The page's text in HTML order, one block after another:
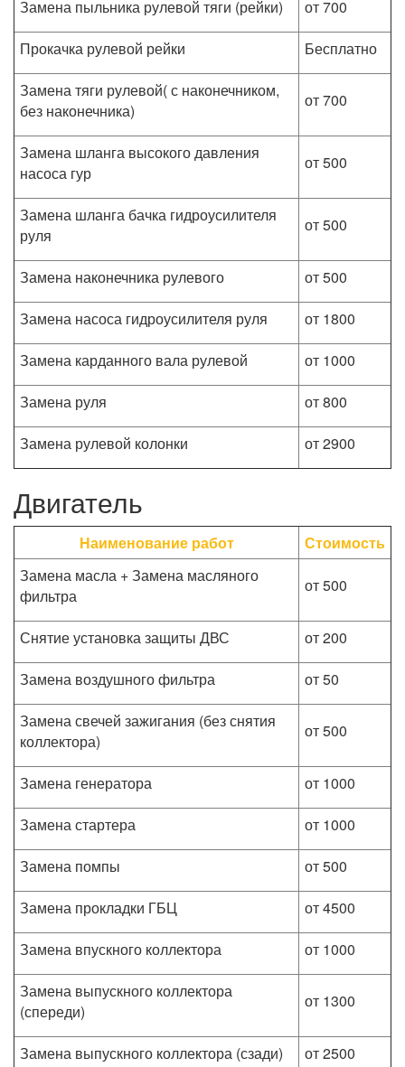
Замена пыльника рулевой тяги (рейки)
от 700
Прокачка рулевой рейки
Бесплатно
Замена тяги рулевой( с наконечником,
без наконечника)
от 700
Замена шланга высокого давления
насоса гур
от 500
Замена шланга бачка гидроусилителя
руля
от 500
Замена наконечника рулевого
от 500
Замена насоса гидроусилителя руля
от 1800
Замена карданного вала рулевой
от 1000
Замена руля
от 800
Замена рулевой колонки
от 2900
Двигатель
Наименование работ
Стоимость
Замена масла + Замена масляного
фильтра
от 500
Снятие установка защиты ДВС
от 200
Замена воздушного фильтра
от 50
Замена свечей зажигания (без снятия
коллектора)
от 500
Замена генератора
от 1000
Замена стартера
от 1000
Замена помпы
от 500
Замена прокладки ГБЦ
от 4500
Замена впускного коллектора
от 1000
Замена выпускного коллектора
(спереди)
от 1300
Замена выпускного коллектора (сзади)
от 2500